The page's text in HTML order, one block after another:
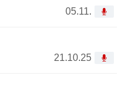
05.11.
21.10.25